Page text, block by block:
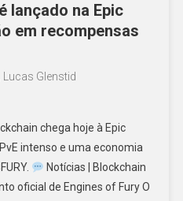
lançado na Epic
em recompensas
Lucas Glenstid
chega hoje à Epic
intenso e uma economia
Notícias | Blockchain
oficial de Engines of Fury O